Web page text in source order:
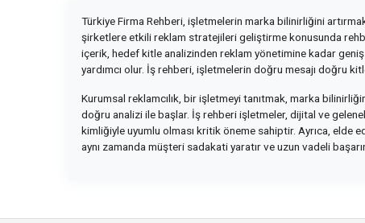
Türkiye Firma Rehberi, işletmelerin marka bilinirliğini
şirketlere etkili reklam stratejileri geliştirme konusunda
içerik, hedef kitle analizinden reklam yönetimine kadar
yardımcı olur. İş rehberi, işletmelerin doğru mesajı doğru
Kurumsal reklamcılık, bir işletmeyi tanıtmak, marka
doğru analizi ile başlar. İş rehberi işletmeler, dijital ve
kimliğiyle uyumlu olması kritik öneme sahiptir. Ayrıca, elde
aynı zamanda müşteri sadakati yaratır ve uzun vadeli